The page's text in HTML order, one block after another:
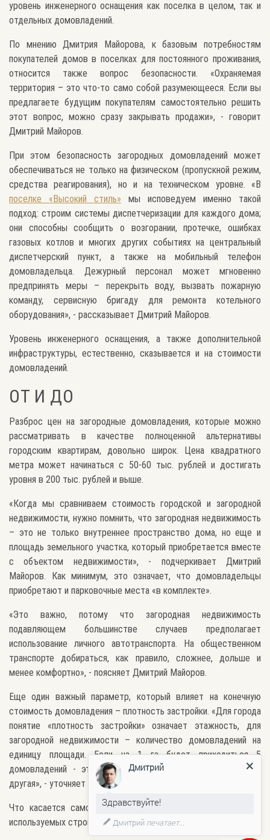
уровень инженерного оснащения как поселка в целом, так и
отдельных домовладений.
По мнению Дмитрия Майорова, к базовым потребностям
покупателей домов в поселках для постоянного проживания,
относится также вопрос безопасности. «Охраняемая
территория – это что-то само собой разумеющееся. Если вы
предлагаете будущим покупателям самостоятельно решить
этот вопрос, можно сразу закрывать продажи», - говорит
Дмитрий Майоров.
При этом безопасность загородных домовладений может
обеспечиваться не только на физическом (пропускной режим,
средства реагирования), но и на техническом уровне. «В
поселке «Высокий стиль» мы исповедуем именно такой
подход: строим системы диспетчеризации для каждого дома;
они способны сообщить о возгорании, протечке, ошибках
газовых котлов и многих других событиях на центральный
диспетчерский пункт, а также на мобильный телефон
домовладельца. Дежурный персонал может мгновенно
предпринять меры – перекрыть воду, вызвать пожарную
команду, сервисную бригаду для ремонта котельного
оборудования», - рассказывает Дмитрий Майоров.
Уровень инженерного оснащения, а также дополнительной
инфраструктуры, естественно, сказывается и на стоимости
домовладений.
ОТ И ДО
Разброс цен на загородные домовладения, которые можно
рассматривать в качестве полноценной альтернативы
городским квартирам, довольно широк. Цена квадратного
метра может начинаться с 50-60 тыс. рублей и достигать
уровня в 200 тыс. рублей и выше.
«Когда мы сравниваем стоимость городской и загородной
недвижимости, нужно помнить, что загородная недвижимость
– это не только внутреннее пространство дома, но еще и
площадь земельного участка, который приобретается вместе
с объектом недвижимости», - подчеркивает Дмитрий
Майоров. Как минимум, это означает, что домовладельцы
приобретают и парковочные места «в комплекте».
«Это важно, потому что загородная недвижимость
подавляющем большинстве случаев предполагает
использование личного автотранспорта. На общественном
транспорте добираться, как правило, сложнее, дольше и
менее комфортно», - поясняет Дмитрий Майоров.
Еще один важный параметр, который влияет на конечную
стоимость домовладения – плотность застройки. «Для города
понятие «плотность застройки» означает этажность, для
загородной недвижимости – количество домовладений на
единицу площади. Если на 1 га будет приходиться 5
домовладений - это одна цена, а если 20 – совершенно
другая», - уточняет Дмитрий Майоров.
Что касается самого дома, то его стоимость зависит от
используемых строительных и отделочных материалов.
Дмитрий
Здравствуйте!
Дмитрийпечатает...